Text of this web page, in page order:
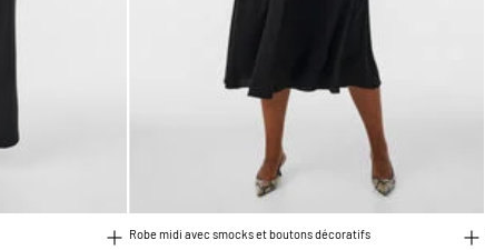
Robe midi avec smocks et boutons décoratifs